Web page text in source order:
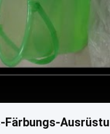
Färbungs-